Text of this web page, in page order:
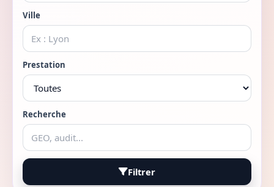
Ville
Prestation
Recherche
Filtrer